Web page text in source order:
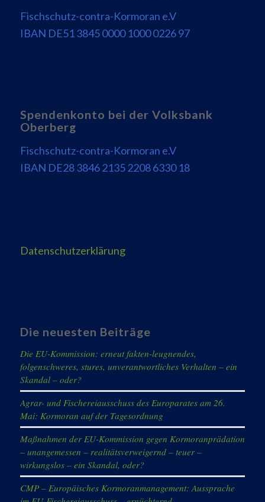
Fischschutz-contra-Kormoran e.V
IBAN DE51 3845 0000 1000 0226 97
Spendenkonto bei der Volksbank
Oberberg
Fischschutz-contra-Kormoran e.V
IBAN DE28 3846 2135 2208 6330 18
Datenschutzerklärung
Die neuesten Beiträge
Die EU-Kommission: erneut fakten-leugnendes,
folgenschweres, stures, unverantwortliches Verhalten – ein
Skandal – oder?
Agrar- und Fischereiausschuss des Europarates am 26.
Mai: Kormoran auf der Tagesordnung
Maßnahmen der EU-Kommission gegen Kormoranprädation
– unangemessen – realitätsverweigernd – teuer –
wirkungslos – ein Skandal, oder?
CMP – Europäisches Kormoranmanagement: Aussprache